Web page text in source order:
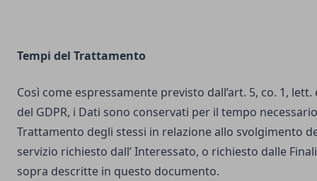
Tempi del Trattamento
Così come espressamente previsto dall’art. 5, co. 1, lett.
del GDPR, i Dati sono conservati per il tempo
Trattamento degli stessi in relazione allo svolgimento
servizio richiesto dall’ Interessato, o richiesto dalle
sopra descritte in questo documento.